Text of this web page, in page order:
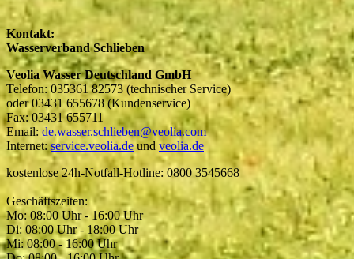
Kontakt:
Wasserverband Schlieben
Veolia Wasser Deutschland GmbH
Telefon: 035361 82573 (technischer Service)
oder 03431 655678 (Kundenservice)
Fax: 03431 655711
Email: de.wasser.schlieben@veolia.com
Internet:service.veolia.de und veolia.de
kostenlose 24h-Notfall-Hotline: 0800 3545668
Geschäftszeiten:
Mo: 08:00 Uhr - 16:00 Uhr
Di: 08:00 Uhr - 18:00 Uhr
Mi: 08:00 - 16:00 Uhr